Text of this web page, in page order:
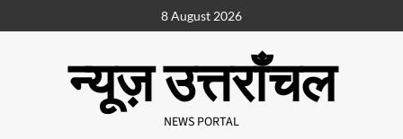
8 August 2026
न्यूज़ उत्तराँचल
NEWS PORTAL